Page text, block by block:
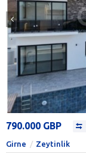
790.000 GBP
Girne Zeytinlik